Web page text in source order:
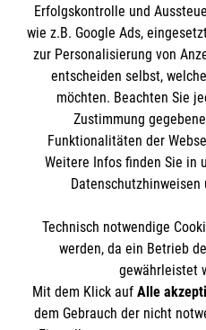
Impressum
Datenschutz
Kontakt
​​​​​​​Barrierefreiheit
Die Malteser
Malteser in Deutschland
Malteserorden
Sharepoint
Spendenkonto
Bank:
Pax-Bank für
DE89 3706 0120
BIC: GENODED1PA7
So finden Sie uns
Der Malteser Hilfsdienst e.V.
Erfolgskontrolle und
wie z.B. Google Ads,
zur Personalisierung von
entscheiden selbst,
möchten. Beachten Sie
Zustimmung
Funktionalitäten der
Weitere Infos finden Sie in
Technisch notwendige
werden, da ein Betrieb
gewährleistet
Mit dem Klick auf Alle
dem Gebrauch der nicht